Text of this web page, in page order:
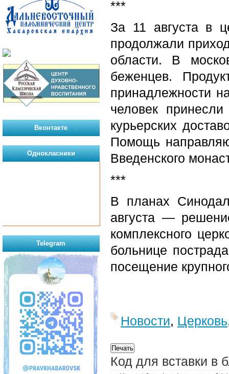
***
За 11 августа в
продолжали
области. В
беженцев.
принадлежности
человек
курьерских
Помощь
Введенского
***
В планах
августа —
комплексного
больнице
посещение
Новости, Церковь
Код для вставки в
Вконтакте
Однокласники
Telegram